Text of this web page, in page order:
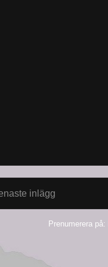
inlägg
Prenumerera på: